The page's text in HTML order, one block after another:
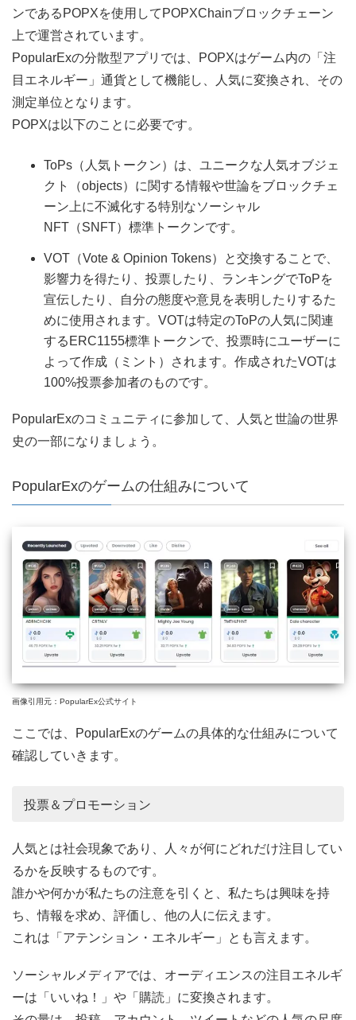
ンであるPOPXを使用してPOPXChainブロックチェーン
上で運営されています。
PopularExの分散型アプリでは、POPXはゲーム内の「注
目エネルギー」通貨として機能し、人気に変換され、その
測定単位となります。
POPXは以下のことに必要です。
ToPs（人気トークン）は、ユニークな人気オブジェ
クト（objects）に関する情報や世論をブロックチェ
ーン上に不滅化する特別なソーシャル
NFT（SNFT）標準トークンです。
VOT（Vote & Opinion Tokens）と交換することで、
影響力を得たり、投票したり、ランキングでToPを
宣伝したり、自分の態度や意見を表明したりするた
めに使用されます。VOTは特定のToPの人気に関連
するERC1155標準トークンで、投票時にユーザーに
よって作成（ミント）されます。作成されたVOTは
100%投票参加者のものです。
PopularExのコミュニティに参加して、人気と世論の世界
史の一部になりましょう。
PopularExのゲームの仕組みについて
画像引用元：PopularEx公式サイト
ここでは、PopularExのゲームの具体的な仕組みについて
確認していきます。
投票＆プロモーション
人気とは社会現象であり、人々が何にどれだけ注目してい
るかを反映するものです。
誰かや何かが私たちの注意を引くと、私たちは興味を持
ち、情報を求め、評価し、他の人に伝えます。
これは「アテンション・エネルギー」とも言えます。
ソーシャルメディアでは、オーディエンスの注目エネルギ
ーは「いいね！」や「購読」に変換されます。